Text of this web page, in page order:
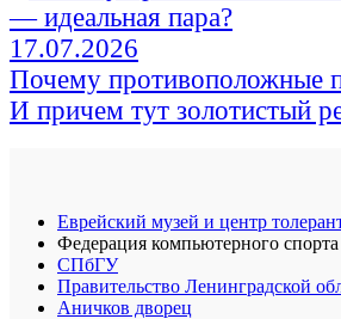
17.07.2026
Почему противоположные
И причем тут золотистый
Еврейский музей и центр
Федерация компьютерного спорта
СПбГУ
Правительство Ленинградской
Аничков дворец